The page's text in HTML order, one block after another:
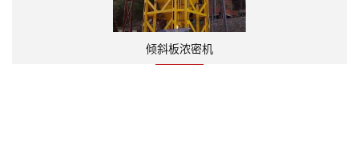
倾斜板浓密机